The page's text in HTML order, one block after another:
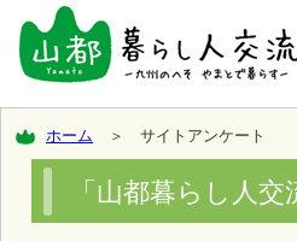
ホーム ＞ サイトアンケート
「山都暮らし人